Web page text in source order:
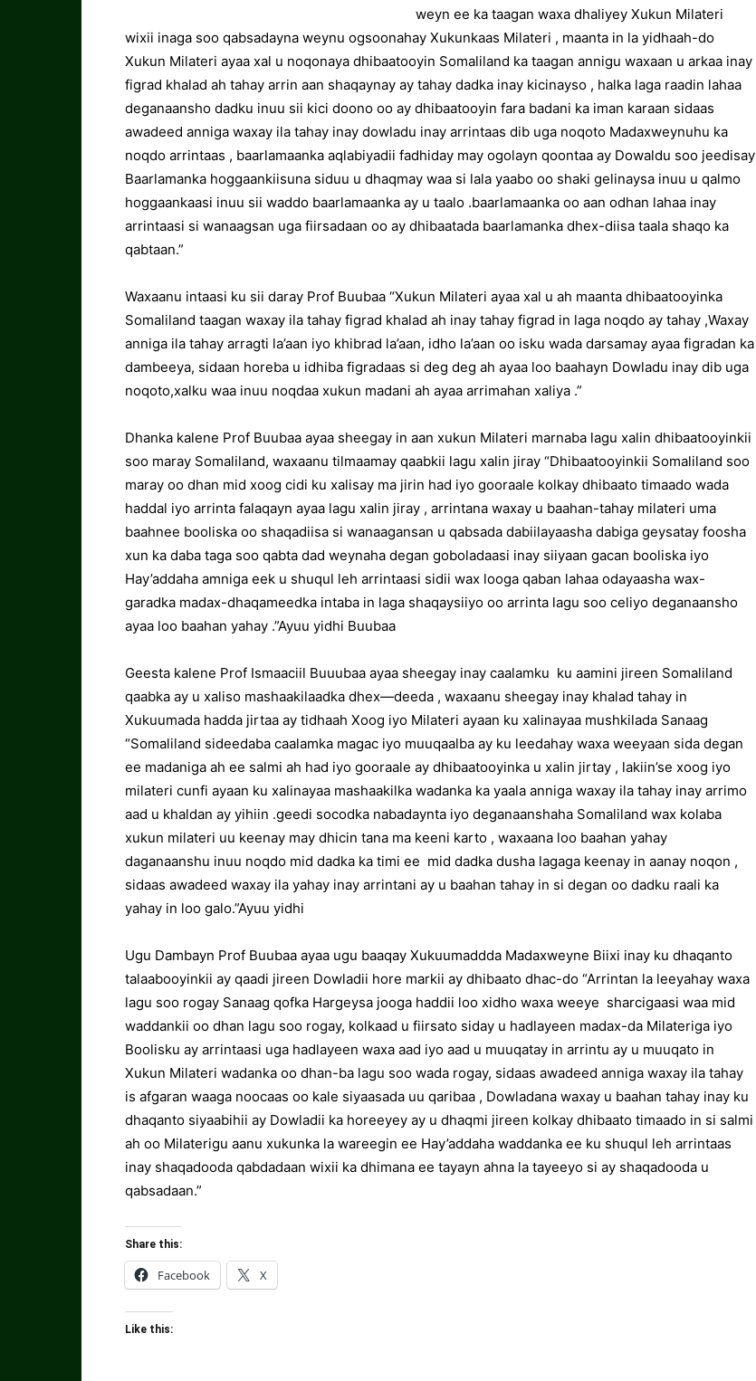
weyn ee ka taagan waxa dhaliyey Xukun Milateri
wixii inaga soo qabsadayna weynu ogsoonahay Xukunkaas Milateri , maanta in la yidhaah-do
Xukun Milateri ayaa xal u noqonaya dhibaatooyin Somaliland ka taagan annigu waxaan u arkaa inay
figrad khalad ah tahay arrin aan shaqaynay ay tahay dadka inay kicinayso , halka laga raadin lahaa
deganaansho dadku inuu sii kici doono oo ay dhibaatooyin fara badani ka iman karaan sidaas
awadeed anniga waxay ila tahay inay dowladu inay arrintaas dib uga noqoto Madaxweynuhu ka
noqdo arrintaas , baarlamaanka aqlabiyadii fadhiday may ogolayn qoontaa ay Dowaldu soo jeedisay
Baarlamanka hoggaankiisuna siduu u dhaqmay waa si lala yaabo oo shaki gelinaysa inuu u qalmo
hoggaankaasi inuu sii waddo baarlamaanka ay u taalo .baarlamaanka oo aan odhan lahaa inay
arrintaasi si wanaagsan uga fiirsadaan oo ay dhibaatada baarlamanka dhex-diisa taala shaqo ka
qabtaan.”
Waxaanu intaasi ku sii daray Prof Buubaa “Xukun Milateri ayaa xal u ah maanta dhibaatooyinka
Somaliland taagan waxay ila tahay figrad khalad ah inay tahay figrad in laga noqdo ay tahay ,Waxay
anniga ila tahay arragti la’aan iyo khibrad la’aan, idho la’aan oo isku wada darsamay ayaa figradan ka
dambeeya, sidaan horeba u idhiba figradaas si deg deg ah ayaa loo baahayn Dowladu inay dib uga
noqoto,xalku waa inuu noqdaa xukun madani ah ayaa arrimahan xaliya .”
Dhanka kalene Prof Buubaa ayaa sheegay in aan xukun Milateri marnaba lagu xalin dhibaatooyinkii
soo maray Somaliland, waxaanu tilmaamay qaabkii lagu xalin jiray “Dhibaatooyinkii Somaliland soo
maray oo dhan mid xoog cidi ku xalisay ma jirin had iyo gooraale kolkay dhibaato timaado wada
haddal iyo arrinta falaqayn ayaa lagu xalin jiray , arrintana waxay u baahan-tahay milateri uma
baahnee booliska oo shaqadiisa si wanaagansan u qabsada dabiilayaasha dabiga geysatay foosha
xun ka daba taga soo qabta dad weynaha degan goboladaasi inay siiyaan gacan booliska iyo
Hay’addaha amniga eek u shuqul leh arrintaasi sidii wax looga qaban lahaa odayaasha wax-
garadka madax-dhaqameedka intaba in laga shaqaysiiyo oo arrinta lagu soo celiyo deganaansho
ayaa loo baahan yahay .”Ayuu yidhi Buubaa
Geesta kalene Prof Ismaaciil Buuubaa ayaa sheegay inay caalamku ku aamini jireen Somaliland
qaabka ay u xaliso mashaakilaadka dhex—deeda , waxaanu sheegay inay khalad tahay in
Xukuumada hadda jirtaa ay tidhaah Xoog iyo Milateri ayaan ku xalinayaa mushkilada Sanaag
“Somaliland sideedaba caalamka magac iyo muuqaalba ay ku leedahay waxa weeyaan sida degan
ee madaniga ah ee salmi ah had iyo gooraale ay dhibaatooyinka u xalin jirtay , lakiin’se xoog iyo
milateri cunfi ayaan ku xalinayaa mashaakilka wadanka ka yaala anniga waxay ila tahay inay arrimo
aad u khaldan ay yihiin .geedi socodka nabadaynta iyo deganaanshaha Somaliland wax kolaba
xukun milateri uu keenay may dhicin tana ma keeni karto , waxaana loo baahan yahay
daganaanshu inuu noqdo mid dadka ka timi ee mid dadka dusha lagaga keenay in aanay noqon ,
sidaas awadeed waxay ila yahay inay arrintani ay u baahan tahay in si degan oo dadku raali ka
yahay in loo galo.”Ayuu yidhi
Ugu Dambayn Prof Buubaa ayaa ugu baaqay Xukuumaddda Madaxweyne Biixi inay ku dhaqanto
talaabooyinkii ay qaadi jireen Dowladii hore markii ay dhibaato dhac-do “Arrintan la leeyahay waxa
lagu soo rogay Sanaag qofka Hargeysa jooga haddii loo xidho waxa weeye sharcigaasi waa mid
waddankii oo dhan lagu soo rogay, kolkaad u fiirsato siday u hadlayeen madax-da Milateriga iyo
Boolisku ay arrintaasi uga hadlayeen waxa aad iyo aad u muuqatay in arrintu ay u muuqato in
Xukun Milateri wadanka oo dhan-ba lagu soo wada rogay, sidaas awadeed anniga waxay ila tahay
is afgaran waaga noocaas oo kale siyaasada uu qaribaa , Dowladana waxay u baahan tahay inay ku
dhaqanto siyaabihii ay Dowladii ka horeeyey ay u dhaqmi jireen kolkay dhibaato timaado in si salmi
ah oo Milaterigu aanu xukunka la wareegin ee Hay’addaha waddanka ee ku shuqul leh arrintaas
inay shaqadooda qabdadaan wixii ka dhimana ee tayayn ahna la tayeeyo si ay shaqadooda u
qabsadaan.”
Share this:
Facebook X
Like this: